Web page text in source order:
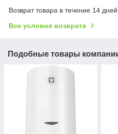
Возврат товара в течение 14
Все условия возврата
Подобные товары